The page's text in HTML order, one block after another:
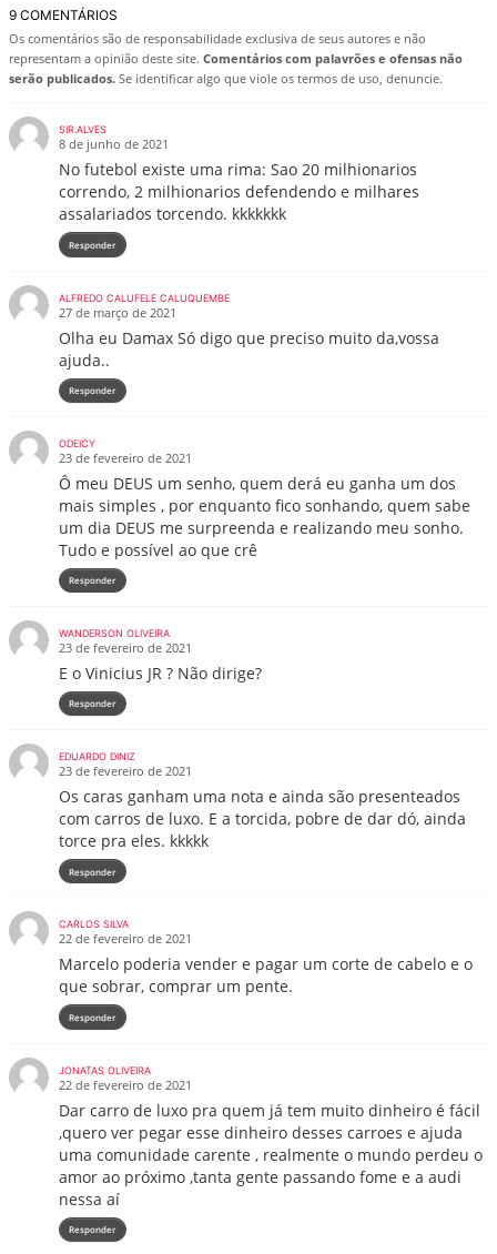
9 COMENTÁRIOS
Os comentários são de responsabilidade exclusiva de seus autores e não
representam a opinião deste site. Comentários com palavrões e ofensas não
serão publicados. Se identificar algo que viole os termos de uso, denuncie.
SIR.ALVES
8 de junho de 2021
No futebol existe uma rima: Sao 20 milhionarios
correndo, 2 milhionarios defendendo e milhares
assalariados torcendo. kkkkkkk
Responder
ALFREDO CALUFELE CALUQUEMBE
27 de março de 2021
Olha eu Damax Só digo que preciso muito da,vossa
ajuda..
Responder
ODEICY
23 de fevereiro de 2021
Ô meu DEUS um senho, quem derá eu ganha um dos
mais simples , por enquanto fico sonhando, quem sabe
um dia DEUS me surpreenda e realizando meu sonho.
Tudo e possível ao que crê
Responder
WANDERSON OLIVEIRA
23 de fevereiro de 2021
E o Vinicius JR ? Não dirige?
Responder
EDUARDO DINIZ
23 de fevereiro de 2021
Os caras ganham uma nota e ainda são presenteados
com carros de luxo. E a torcida, pobre de dar dó, ainda
torce pra eles. kkkkk
Responder
CARLOS SILVA
22 de fevereiro de 2021
Marcelo poderia vender e pagar um corte de cabelo e o
que sobrar, comprar um pente.
Responder
JONATAS OLIVEIRA
22 de fevereiro de 2021
Dar carro de luxo pra quem já tem muito dinheiro é fácil
,quero ver pegar esse dinheiro desses carroes e ajuda
uma comunidade carente , realmente o mundo perdeu o
amor ao próximo ,tanta gente passando fome e a audi
nessa aí
Responder